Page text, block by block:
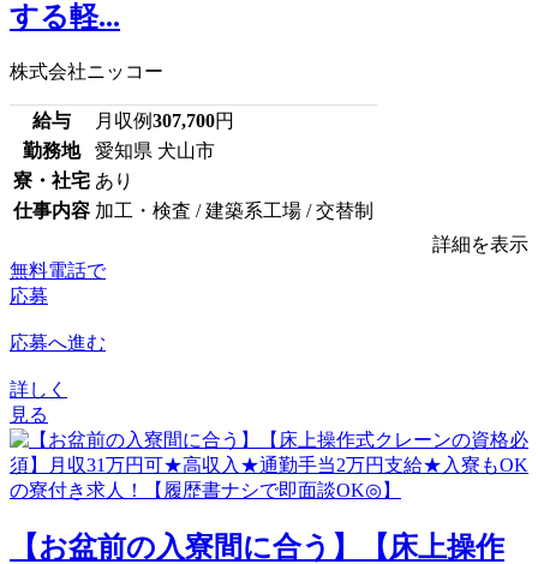
する軽...
株式会社ニッコー
給与 月収例307,700円
勤務地
愛知県 犬山市
寮・社宅 あり
仕事内容 加工・検査 / 建築系工場 / 交替制
詳細を表示
無料電話で
応募
応募へ進む
詳しく
見る
【お盆前の入寮間に合う】【床上操作